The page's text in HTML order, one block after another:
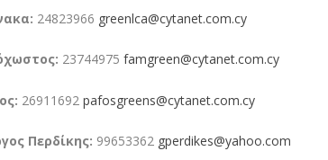
24823966 greenlca@cytanet.com.cy
23744975famgreen@cytanet.com.cy
26911692pafosgreens@cytanet.com.cy
Περδίκης: 99653362 gperdikes@yahoo.com